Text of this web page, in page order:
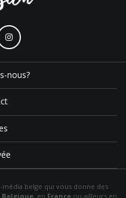
nous?
média belge qui vous donne des
Belgique, en Franceou ailleurs en